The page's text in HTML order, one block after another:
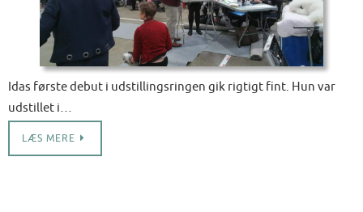
Idas første debut i udstillingsringen gik rigtigt fint. Hun var
udstillet i…
LÆS MERE